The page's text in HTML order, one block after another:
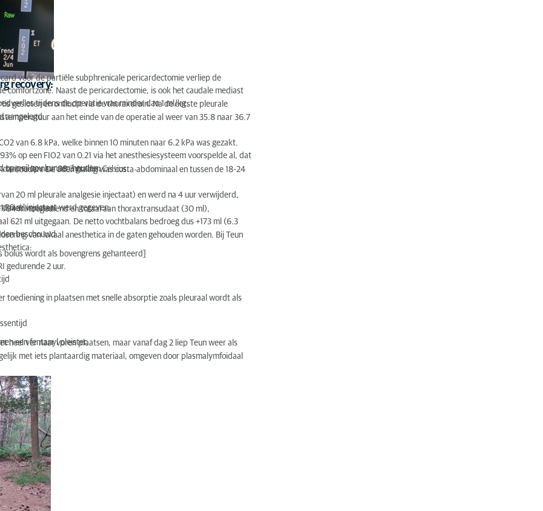
recovery:
voor de partiële subphrenicale pericardectomie verliep de
comfortzone. Naast de pericardectomie, is ook het caudale mediast
tijdens de operatie was minder dan 1 ml/kg.
gesloten en ontlucht via de thoraxdrain. Na de eerste pleurale
aangelegd.
aan het einde van de operatie al weer van 35.8 naar 36.7
van 6.8 kPa, welke binnen 10 minuten naar 6.2 kPa was gezakt.
op een FIO2 van 0.21 via het anesthesiesysteem voorspelde al, dat
op peil zou kunnen houden.
op naar 38.3 graden Celsius.
houden. De ademhaling was costa-abdominaal en tussen de 18-24
20 ml pleurale analgesie injectaat) en werd na 4 uur verwijderd,
20 ml injectaat werd gegeven.
kliniek verlaten.
794 ml toegediend en totaal aan thoraxtransudaat (30 ml),
ml uitgegaan. De netto vochtbalans bedroeg dus +173 ml (6.3
beschouwd.
van lokaal anesthetica in de gaten gehouden worden. Bij Teun
wordt als bovengrens gehanteerd]
gedurende 2 uur.
toediening in plaatsen met snelle absorptie zoals pleuraal wordt als
een fentanyl pleister.
heel ver naar voren plaatsen, maar vanaf dag 2 liep Teun weer als
met iets plantaardig materiaal, omgeven door plasmalymfoidaal